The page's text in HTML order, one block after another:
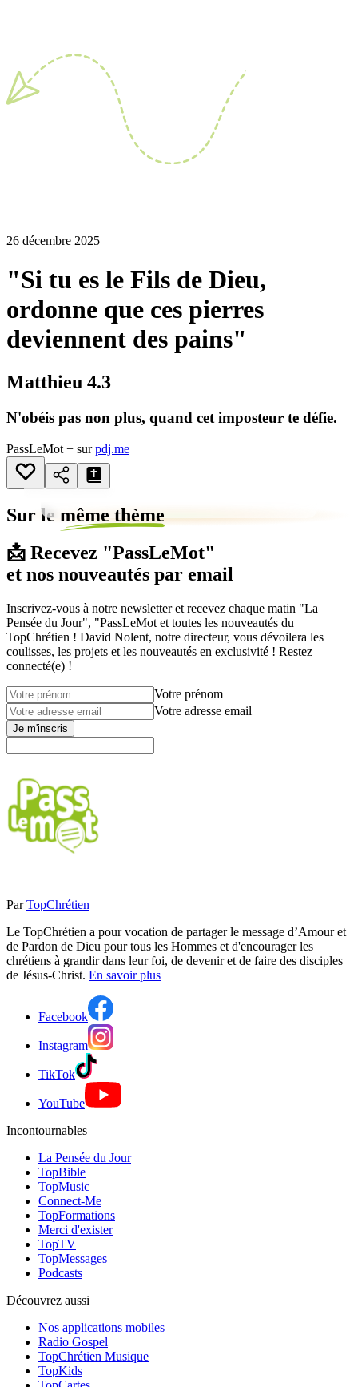
26 décembre 2025
"Si tu es le Fils de Dieu,
ordonne que ces pierres
deviennent des pains"
Matthieu 4.3
N'obéis pas non plus, quand cet imposteur te défie.
PassLeMot + surpdj.me
Sur le même thème
📩 Recevez "PassLeMot"
et nos nouveautés par email
Inscrivez-vous à notre newsletter et recevez chaque matin "La
Pensée du Jour", "PassLeMot et toutes les nouveautés du
TopChrétien ! David Nolent, notre directeur, vous dévoilera les
coulisses, les projets et les nouveautés en exclusivité ! Restez
connecté(e) !
Votre prénom
Votre adresse email
Je m'inscris
Par TopChrétien
Le TopChrétien a pour vocation de partager le message d’Amour et
de Pardon de Dieu pour tous les Hommes et d'encourager les
chrétiens à grandir dans leur foi, de devenir et de faire des disciples
de Jésus-Christ. En savoir plus
Facebook
Instagram
TikTok
YouTube
Incontournables
La Pensée du Jour
TopBible
TopMusic
Connect-Me
TopFormations
Merci d'exister
TopTV
TopMessages
Podcasts
Découvrez aussi
Nos applications mobiles
Radio Gospel
TopChrétien Musique
TopKids